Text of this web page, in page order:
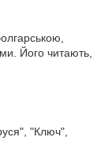
Його читають,
"Ключ"